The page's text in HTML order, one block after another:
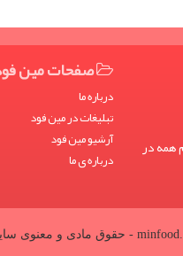
همه در
صفحات مین
درباره ما
تبلیغات در مین فود
آرشیو مین فود
درباره ی ما